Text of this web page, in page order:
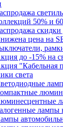
50% и
скидки
цена на
до -15% на
"Кабельная
света
лампы